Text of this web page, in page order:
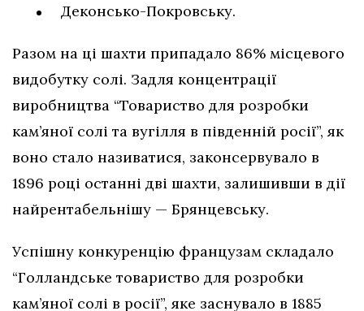
Деконсько-Покровську.
Разом на ці шахти припадало 86% місцевого
видобутку солі. Задля концентрації
виробництва “Товариство для розробки
кам’яної солі та вугілля в південній росії”, як
воно стало називатися, законсервувало в
1896 році останні дві шахти, залишивши в дії
найрентабельнішу — Брянцевську.
Успішну конкуренцію французам складало
“Голландське товариство для розробки
кам’яної солі в росії”, яке заснувало в 1885